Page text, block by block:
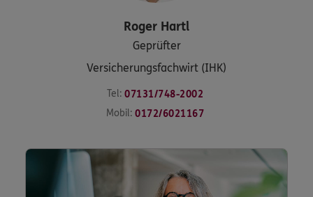
Roger Hartl
Geprüfter
Versicherungsfachwirt (IHK)
Tel: 07131/748-2002
Mobil: 0172/6021167